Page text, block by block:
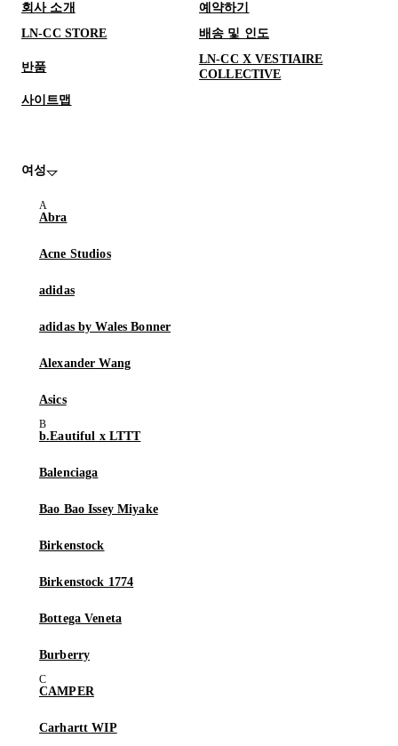
회사 소개
예약하기
LN-CC STORE
배송 및 인도
반품
LN-CC X VESTIAIRE
COLLECTIVE
사이트맵
여성
Abra
Acne Studios
adidas
adidas by Wales Bonner
Alexander Wang
Asics
b.Eautiful x LTTT
Balenciaga
Bao Bao Issey Miyake
Birkenstock
Birkenstock 1774
Bottega Veneta
Burberry
CAMPER
Carhartt WIP